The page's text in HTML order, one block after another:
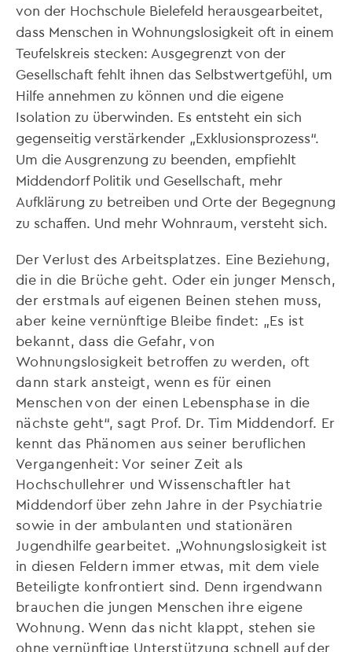
von der Hochschule Bielefeld herausgearbeitet,
dass Menschen in Wohnungslosigkeit oft in einem
Teufelskreis stecken: Ausgegrenzt von der
Gesellschaft fehlt ihnen das Selbstwertgefühl, um
Hilfe annehmen zu können und die eigene
Isolation zu überwinden. Es entsteht ein sich
gegenseitig verstärkender „Exklusionsprozess“.
Um die Ausgrenzung zu beenden, empfiehlt
Middendorf Politik und Gesellschaft, mehr
Aufklärung zu betreiben und Orte der Begegnung
zu schaffen. Und mehr Wohnraum, versteht sich.
Der Verlust des Arbeitsplatzes. Eine Beziehung,
die in die Brüche geht. Oder ein junger Mensch,
der erstmals auf eigenen Beinen stehen muss,
aber keine vernünftige Bleibe findet: „Es ist
bekannt, dass die Gefahr, von
Wohnungslosigkeit betroffen zu werden, oft
dann stark ansteigt, wenn es für einen
Menschen von der einen Lebensphase in die
nächste geht“, sagt Prof. Dr. Tim Middendorf. Er
kennt das Phänomen aus seiner beruflichen
Vergangenheit: Vor seiner Zeit als
Hochschullehrer und Wissenschaftler hat
Middendorf über zehn Jahre in der Psychiatrie
sowie in der ambulanten und stationären
Jugendhilfe gearbeitet. „Wohnungslosigkeit ist
in diesen Feldern immer etwas, mit dem viele
Beteiligte konfrontiert sind. Denn irgendwann
brauchen die jungen Menschen ihre eigene
Wohnung. Wenn das nicht klappt, stehen sie
ohne vernünftige Unterstützung schnell auf der